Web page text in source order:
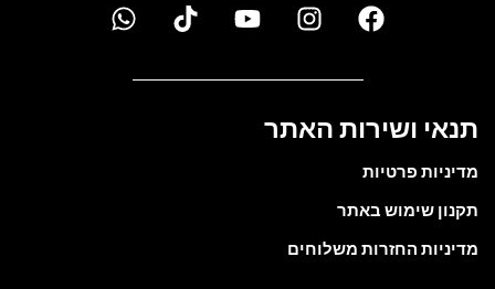
תנאי ושירות האתר
מדיניות פרטיות
תקנון שימוש באתר
מדיניות החזרות משלוחים